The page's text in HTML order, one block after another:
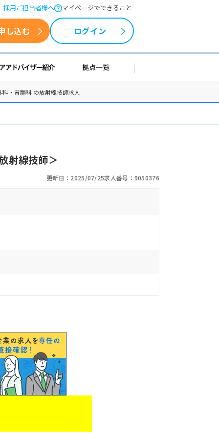
採用ご担当者様へ マイページでできること
し込む ログイン
情報 キャリアアドバイザー紹介拠点一覧
・胃腸科 の放射線技師求人
射線技師＞
更新日：2025/07/25求人番号：9050376